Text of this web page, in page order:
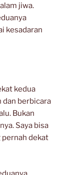
jiwa.
kesadaran
kedua
dan berbicara
Bukan
Saya bisa
pernah dekat